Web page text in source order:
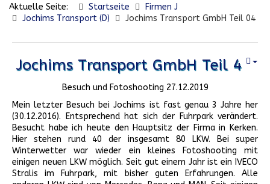
Aktuelle Seite: Startseite
Firmen J
Jochims Transport (D)
Jochims Transport GmbH Teil 04
Jochims Transport GmbH Teil 4
Besuch und Fotoshooting 27.12.2019
Mein letzter Besuch bei Jochims ist fast genau 3 Jahre her
(30.12.2016). Entsprechend hat sich der Fuhrpark verändert.
Besucht habe ich heute den Hauptsitz der Firma in Kerken.
Hier stehen rund 40 der insgesamt 80 LKW. Bei super
Winterwetter war wieder ein kleines Fotoshooting mit
einigen neuen LKW möglich. Seit gut einem Jahr ist ein IVECO
Stralis im Fuhrpark, mit bisher guten Erfahrungen. Alle